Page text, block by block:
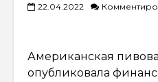
22.04.2022
Американская
опубликовала